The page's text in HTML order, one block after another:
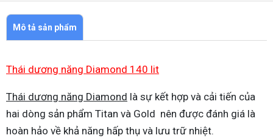
Mô tả sản phẩm
Thái dương năng Diamond 140 lit
Thái dương năng Diamond là sự kết hợp và cải tiến của
hai dòng sản phẩm Titan và Gold nên được đánh giá là
hoàn hảo về khả năng hấp thụ và lưu trữ nhiệt.